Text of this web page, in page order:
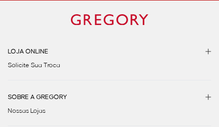
LOJA ONLINE
Solicite Sua Troca
SOBRE A GREGORY
Nossas Lojas